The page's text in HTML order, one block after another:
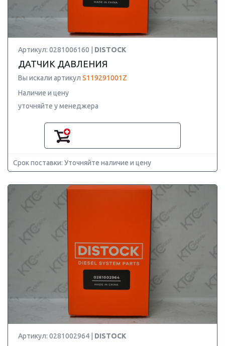
Артикул: 0281006160 | DISTOCK
ДАТЧИК ДАВЛЕНИЯ
Вы искали артикул S119291001Z
Наличие и цену
уточняйте у менеджера
Срок поставки: Уточняйте наличие и цену
Артикул: 0281002964 | DISTOCK